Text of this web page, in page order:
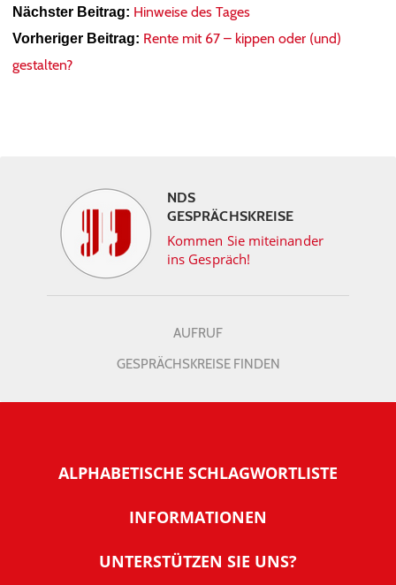
Nächster Beitrag: Hinweise des Tages
Vorheriger Beitrag: Rente mit 67 – kippen oder (und)
gestalten?
NDS
GESPRÄCHSKREISE
Kommen Sie miteinander
ins Gespräch!
AUFRUF
GESPRÄCHSKREISE FINDEN
ALPHABETISCHE SCHLAGWORTLISTE
INFORMATIONEN
Warum NachDenkSeiten
UNTERSTÜTZEN SIE UNS?